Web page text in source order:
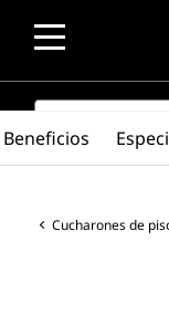
SEARCH
Cucharones de
Beneficios